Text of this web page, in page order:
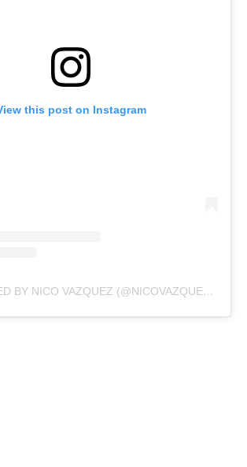
this post on Instagram
A POST SHARED BY NICO VAZQUEZ (@NICOVAZQUEZOK)